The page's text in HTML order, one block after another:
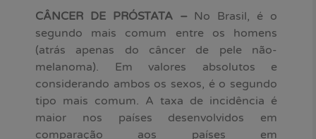
CÂNCER DE PRÓSTATA – No Brasil, é o
segundo mais comum entre os homens
(atrás apenas do câncer de pele não-
melanoma). Em valores absolutos e
considerando ambos os sexos, é o segundo
tipo mais comum. A taxa de incidência é
maior nos países desenvolvidos em
comparação aos países em